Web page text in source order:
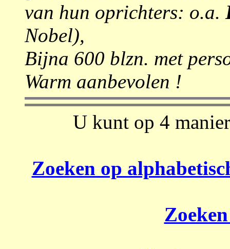
van hun oprichters: o.a.
Nobel),
Bijna 600 blzn. met
Warm aanbevolen !
U kunt op 4
Zoeken op